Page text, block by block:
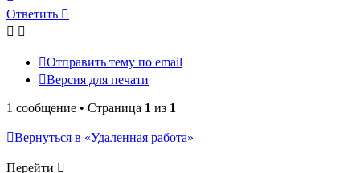
к
началу
Ответить
Отправить тему по email
Версия для печати
1 сообщение • Страница 1 из 1
Вернуться в «Удаленная работа»
Перейти